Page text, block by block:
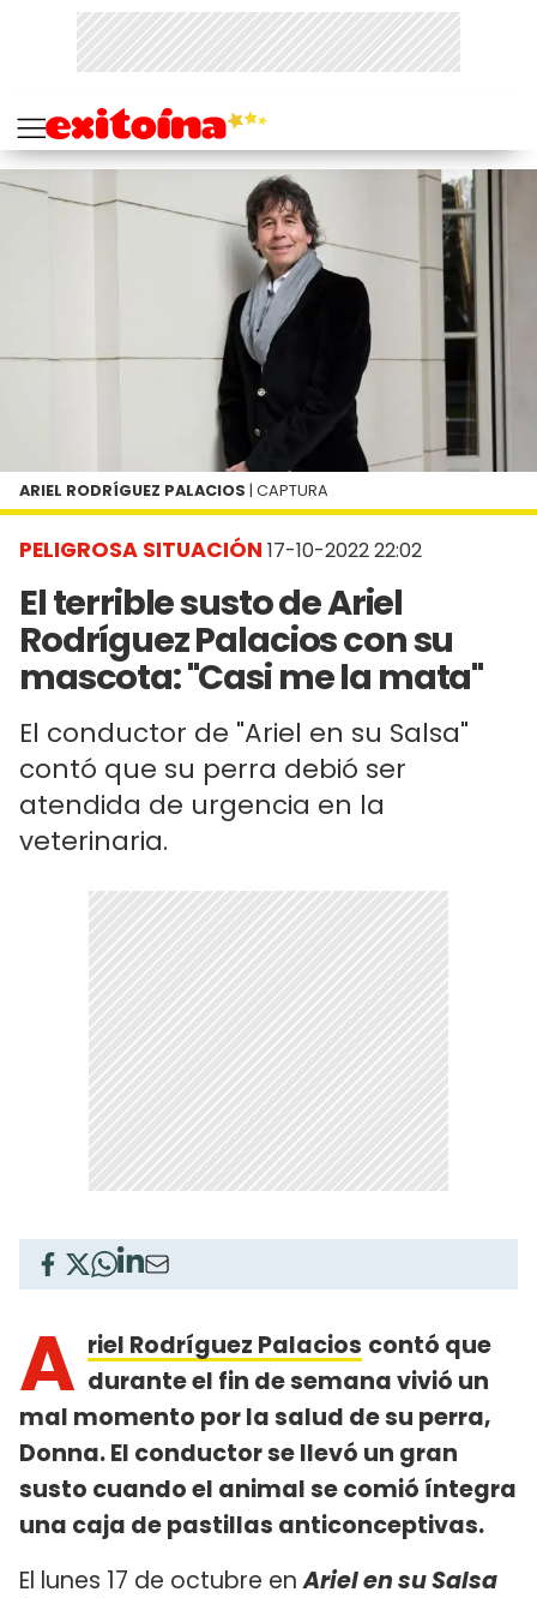
PELIGROSA SITUACIÓN 17-10-2022 22:02
El terrible susto de Ariel
Rodríguez Palacios con su
mascota: "Casi me la mata"
El conductor de "Ariel en su Salsa"
contó que su perra debió ser
atendida de urgencia en la
veterinaria.
ARIEL RODRÍGUEZ PALACIOS | CAPTURA
A riel Rodríguez Palacios contó que
durante el fin de semana vivió un
mal momento por la salud de su perra,
Donna. El conductor se llevó un gran
susto cuando el animal se comió íntegra
una caja de pastillas anticonceptivas.
El lunes 17 de octubre enAriel en su Salsa